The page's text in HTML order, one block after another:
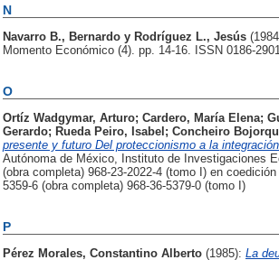
N
Navarro B., Bernardo y Rodríguez L., Jesús
Momento Económico (4). pp. 14-16. ISSN 0186-
O
Ortíz Wadgymar, Arturo; Cardero, María Elena;
Gerardo; Rueda Peiro, Isabel ; Concheiro
presente y futuro Del proteccionismo a la
Autónoma de México, Instituto de Investigaciones
(obra completa) 968-23-2022-4 (tomo I) en
5359-6 (obra completa) 968-36-5379-0 (tomo I)
P
Pérez Morales, Constantino Alberto (1985): La